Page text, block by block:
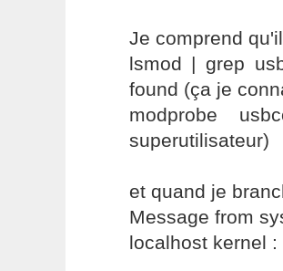
Je comprend
lsmod | grep
found (ça je
modprobe
superutilisateur)
et quand je
Message from
localhost kernel